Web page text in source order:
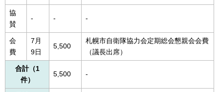
協
賛
- - -
会
費
7月
9日
5,500
札幌市自衛隊協力会定期総会懇親会会費
（議長出席）
合計（1
件）
5,500 -